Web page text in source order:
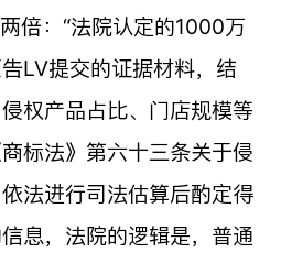
倍：“法院认定的1000万
LV提交的证据材料，结
权产品占比、门店规模等
标法》第六十三条关于侵
法进行司法估算后酌定得
息，法院的逻辑是，普通